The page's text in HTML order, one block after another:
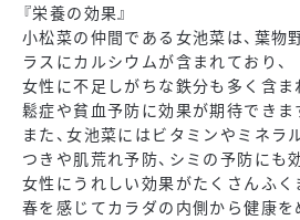
『栄養の効果』
小松菜の仲間である女池菜は、葉物
ラスにカルシウムが含まれており、
女性に不足しがちな鉄分も多く含ま
鬆症や貧血予防に効果が期待できま
また、女池菜にはビタミンやミネラ
つきや肌荒れ予防、シミの予防にも
女性にうれしい効果がたくさんふく
春を感じてカラダの内側から健康を